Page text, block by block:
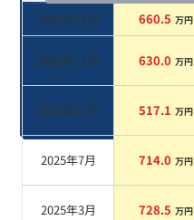
2025年11月
660.5 万円
2025年11月 630.0 万円
2025年11月 517.1 万円
2025年7月 714.0 万円
2025年3月 728.5 万円